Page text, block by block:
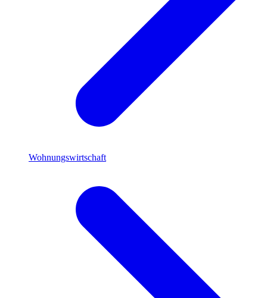
Wohnungswirtschaft